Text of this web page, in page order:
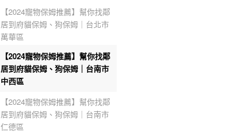
【2024寵物保姆推薦】幫你找鄰
居到府貓保姆、狗保姆｜台北市
萬華區
【2024寵物保姆推薦】幫你找鄰
居到府貓保姆、狗保姆｜台南市
中西區
【2024寵物保姆推薦】幫你找鄰
居到府貓保姆、狗保姆｜台南市
仁德區